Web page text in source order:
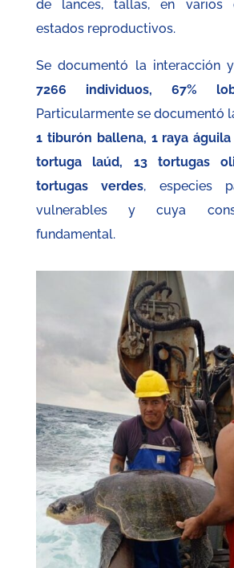
de lances, tallas, en varios
estados reproductivos.
Se documentó la interacción
7266 individuos, 67%
Particularmente se documentó
1 tiburón ballena, 1 raya
tortuga laúd, 13 tortugas
tortugas verdes, especies
vulnerables y cuya
fundamental.